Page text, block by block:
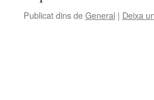
Publicat dins deGeneral | Deixa